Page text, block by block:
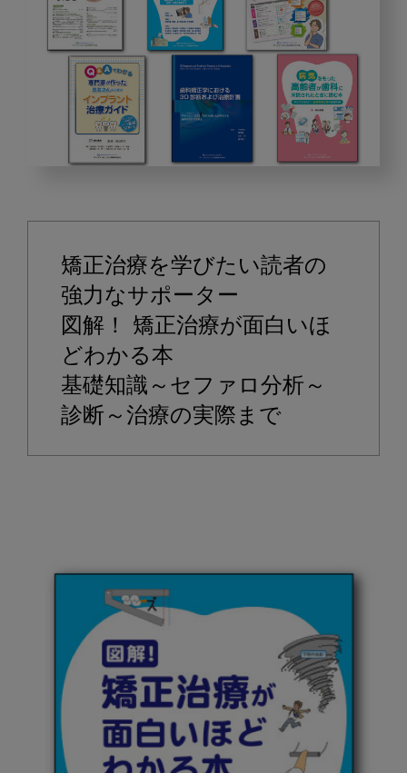
12
籍
矯正治療を学びたい読者の
強力なサポーター
図解！ 矯正治療が面白いほ
どわかる本
基礎知識～セファロ分析～